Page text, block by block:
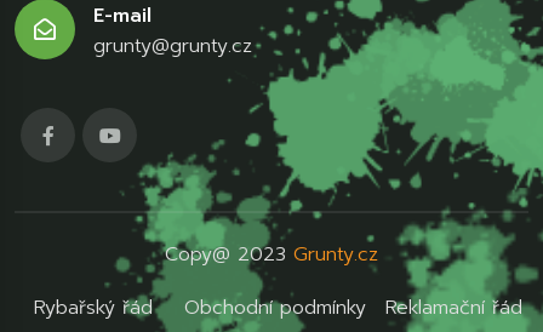
E-mail
grunty@grunty.cz
Copy@ 2023 Grunty.cz
Rybařský řád
Obchodní podmínky Reklamační řád